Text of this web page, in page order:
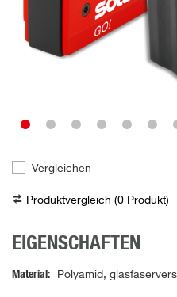
Vergleichen
Produktvergleich (0 Produkt)
EIGENSCHAFTEN
Material Polyamid,